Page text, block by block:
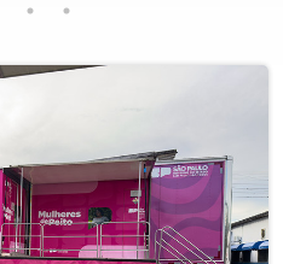
educação e oferecendo uma
turma da Educação de
município foi em 2016,
a partir de agosto de 2025,
ampliação. Em parceria
a disponibilizar também
ao 9º ano) e o Ensino
as oportunidades
sua formação.A